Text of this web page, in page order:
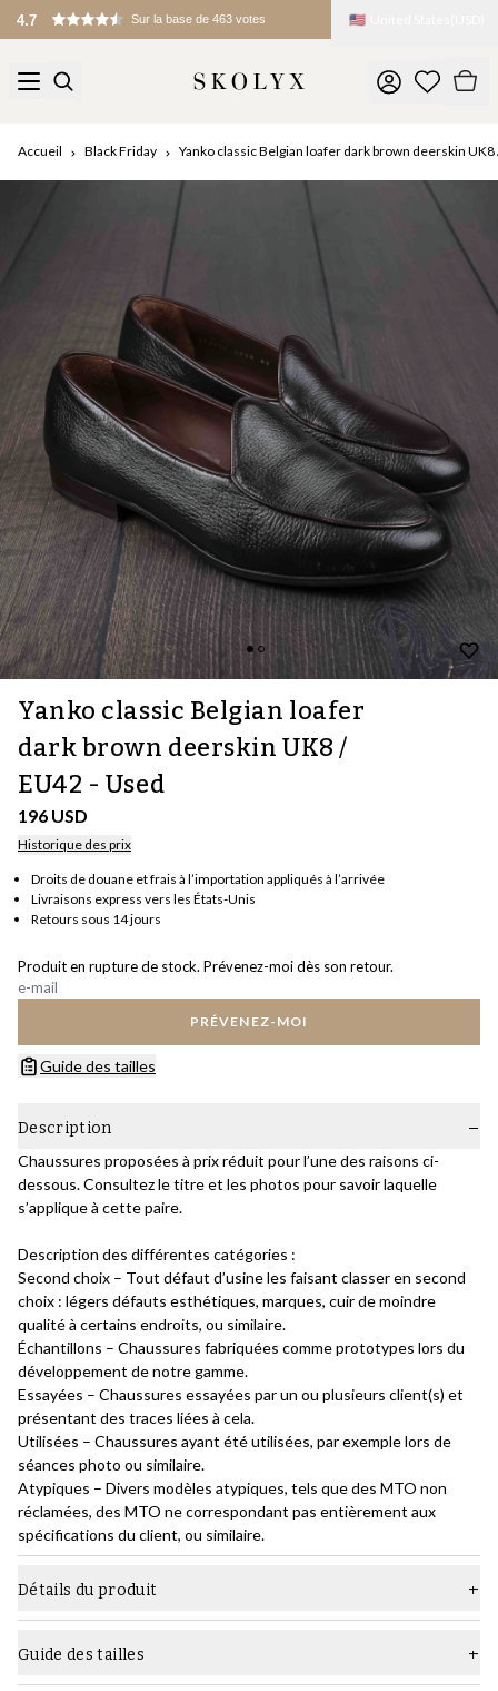
Droits de douane et frais à l’importation appliqués à l’arrivée
🇺🇸
Accueil Black Friday Yanko classic Belgian loafer dark brown deerskin UK8
Yanko classic Belgian loafer
dark brown deerskin UK8 /
EU42 - Used
196 USD
Historique des prix
Droits de douane et frais à l’importation appliqués à l’arrivée
Livraisons express vers les États-Unis
Retours sous 14 jours
Produit en rupture de stock. Prévenez-moi dès son retour.
PRÉVENEZ-MOI
Guide des tailles
Description
Chaussures proposées à prix réduit pour l’une des raisons ci-
dessous. Consultez le titre et les photos pour savoir laquelle
s’applique à cette paire.
Description des différentes catégories :
Second choix – Tout défaut d’usine les faisant classer en second
choix : légers défauts esthétiques, marques, cuir de moindre
qualité à certains endroits, ou similaire.
Échantillons – Chaussures fabriquées comme prototypes lors du
développement de notre gamme.
Essayées – Chaussures essayées par un ou plusieurs client(s) et
présentant des traces liées à cela.
Utilisées – Chaussures ayant été utilisées, par exemple lors de
séances photo ou similaire.
Atypiques – Divers modèles atypiques, tels que des MTO non
réclamées, des MTO ne correspondant pas entièrement aux
spécifications du client, ou similaire.
Détails du produit
Guide des tailles